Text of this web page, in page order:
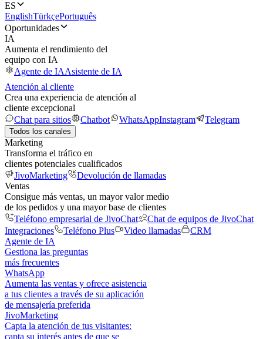
ES
EnglishTürkçePortuguês
Oportunidades
IA
Aumenta el rendimiento del
equipo con IA
Agente de IAAsistente de IA
Atención al cliente
Crea una experiencia de atención al
cliente excepcional
Chat para sitios
Chatbot WhatsAppInstagram Telegram
Todos los canales
Marketing
Transforma el tráfico en
clientes potenciales cualificados
JivoMarketing
Devolución de llamadas
Ventas
Consigue más ventas, un mayor valor medio
de los pedidos y una mayor base de clientes
Teléfono empresarial de JivoChat
Chat de equipos de JivoChat
Integraciones
Teléfono Plus Video llamadas
CRM
Agente de IA
Gestiona las preguntas
más frecuentes
WhatsApp
Aumenta las ventas y ofrece asistencia
a tus clientes a través de su aplicación
de mensajería preferida
JivoMarketing
Capta la atención de tus visitantes:
capta su interés antes de que se